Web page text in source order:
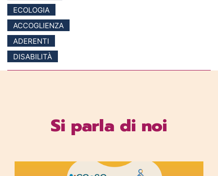
ECOLOGIA
ACCOGLIENZA
ADERENTI
DISABILITÀ
Si parla di noi